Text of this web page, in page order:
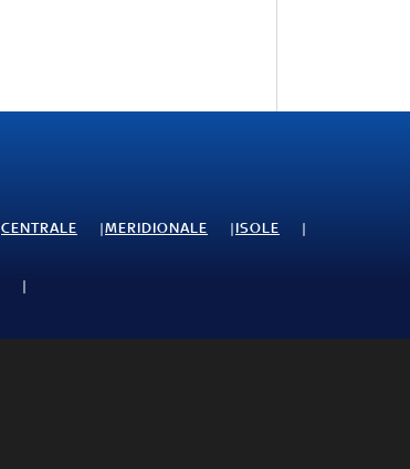
CENTRALE MERIDIONALE
ISOLE